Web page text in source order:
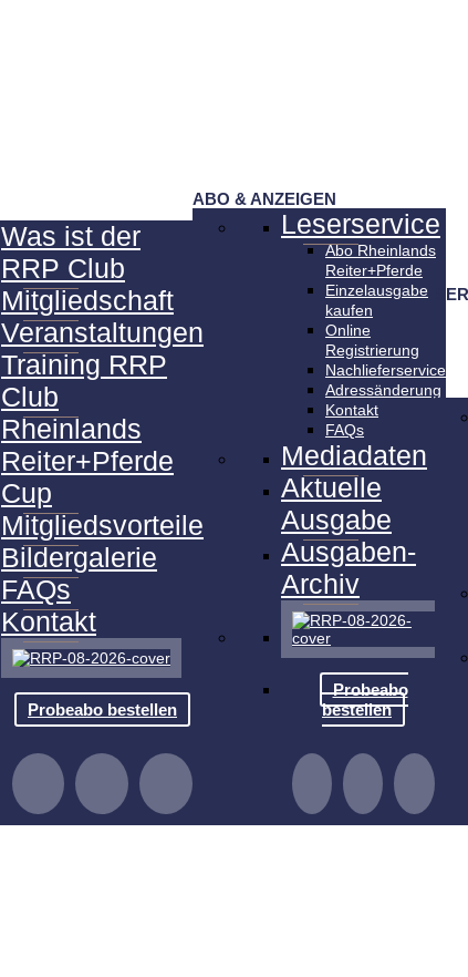
Was ist der
RRP Club
Mitgliedschaft
Veranstaltungen
Training RRP
Club
Rheinlands
Reiter+Pferde
Cup
Mitgliedsvorteile
Bildergalerie
FAQs
Kontakt
Probeabo bestellen
ABO & ANZEIGEN
Leserservice
Abo Rheinlands
Reiter+Pferde
Einzelausgabe
kaufen
Online
Registrierung
Nachlieferservice
Adressänderung
Kontakt
FAQs
Mediadaten
Aktuelle
Ausgabe
Ausgaben-
Archiv
Probeabo
bestellen